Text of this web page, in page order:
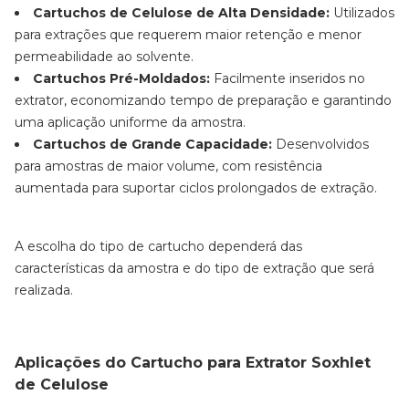
Cartuchos de Celulose de Alta Densidade: Utilizados
para extrações que requerem maior retenção e menor
permeabilidade ao solvente.
Cartuchos Pré-Moldados: Facilmente inseridos no
extrator, economizando tempo de preparação e garantindo
uma aplicação uniforme da amostra.
Cartuchos de Grande Capacidade: Desenvolvidos
para amostras de maior volume, com resistência
aumentada para suportar ciclos prolongados de extração.
A escolha do tipo de cartucho dependerá das
características da amostra e do tipo de extração que será
realizada.
Aplicações do Cartucho para Extrator Soxhlet
de Celulose